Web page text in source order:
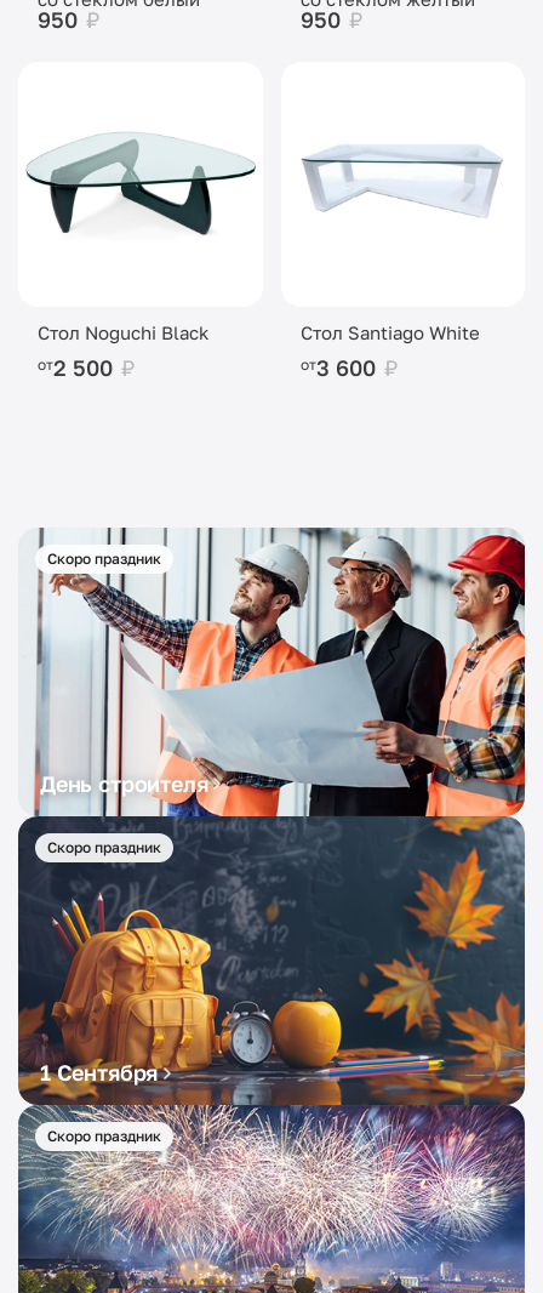
950 ₽ 950 ₽
Стол Noguchi Black
от2 500 ₽
Стол Santiago White
от3 600 ₽
Скоро праздник
День строителя
Скоро праздник
1 Сентября
Скоро праздник